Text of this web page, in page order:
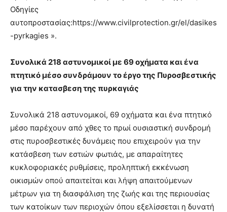
Οδηγίες
αυτοπροστασίας:https://www.civilprotection.gr/el/dasikes
-pyrkagies ».
Συνολικά 218 αστυνομικοί με 69 οχήματα και ένα
πτητικό μέσο συνδράμουν το έργο της Πυροσβεστικής
για την κατασβεση της πυρκαγιάς
Συνολικά 218 αστυνομικοί, 69 οχήματα και ένα πτητικό
μέσο παρέχουν από χθες το πρωί ουσιαστική συνδρομή
στις πυροσβεστικές δυνάμεις που επιχειρούν για την
κατάσβεση των εστιών φωτιάς, με απαραίτητες
κυκλοφοριακές ρυθμίσεις, προληπτική εκκένωση
οικισμών οπού απαιτείται και λήψη απαιτούμενων
μέτρων για τη διασφάλιση της ζωής και της περιουσίας
των κατοίκων των περιοχών όπου εξελίσσεται η δυνατή